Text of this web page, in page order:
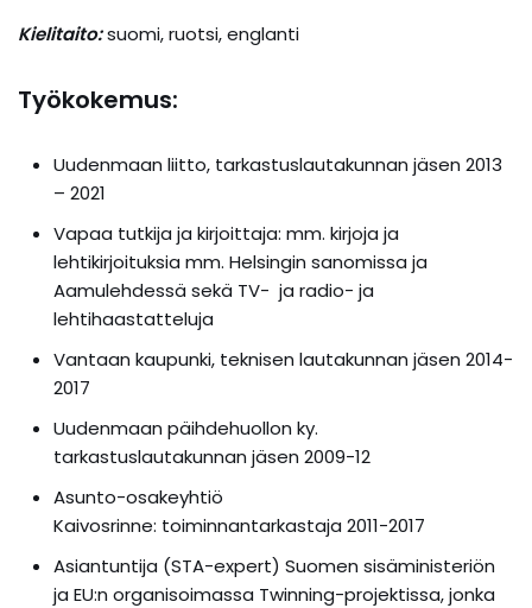
Kielitaito:suomi, ruotsi, englanti
Työkokemus:
Uudenmaan liitto, tarkastuslautakunnan jäsen 2013
– 2021
Vapaa tutkija ja kirjoittaja: mm. kirjoja ja
lehtikirjoituksia mm. Helsingin sanomissa ja
Aamulehdessä sekä TV- ja radio- ja
lehtihaastatteluja
Vantaan kaupunki, teknisen lautakunnan jäsen 2014-
2017
Uudenmaan päihdehuollon ky.
tarkastuslautakunnan jäsen 2009-12
Asunto-osakeyhtiö
Kaivosrinne: toiminnantarkastaja 2011-2017
Asiantuntija (STA-expert) Suomen sisäministeriön
ja EU:n organisoimassa Twinning-projektissa, jonka